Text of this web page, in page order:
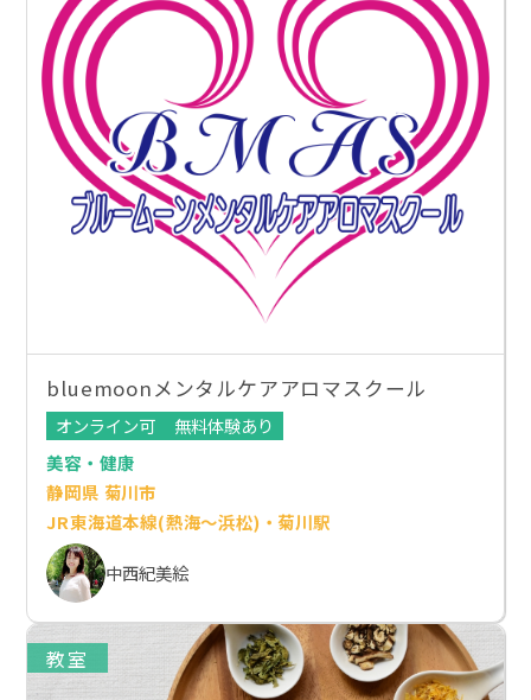
bluemoonメンタルケアアロマスクール
オンライン可
無料体験あり
美容・健康
静岡県 菊川市
JR東海道本線(熱海～浜松)・菊川駅
中西紀美絵
教室